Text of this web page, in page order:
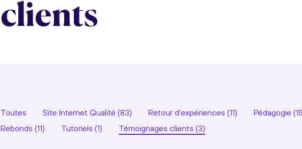
clients
Toutes Site Internet Qualité (83) Retour d'expériences (11)
Pédagogie
Rebonds (11)
Tutoriels (1) Témoignages clients (3)